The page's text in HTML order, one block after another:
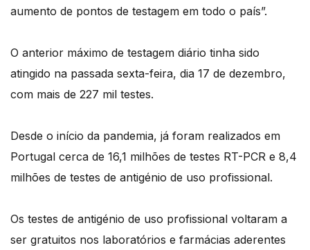
aumento de pontos de testagem em todo o país”.
O anterior máximo de testagem diário tinha sido
atingido na passada sexta-feira, dia 17 de dezembro,
com mais de 227 mil testes.
Desde o início da pandemia, já foram realizados em
Portugal cerca de 16,1 milhões de testes RT-PCR e 8,4
milhões de testes de antigénio de uso profissional.
Os testes de antigénio de uso profissional voltaram a
ser gratuitos nos laboratórios e farmácias aderentes